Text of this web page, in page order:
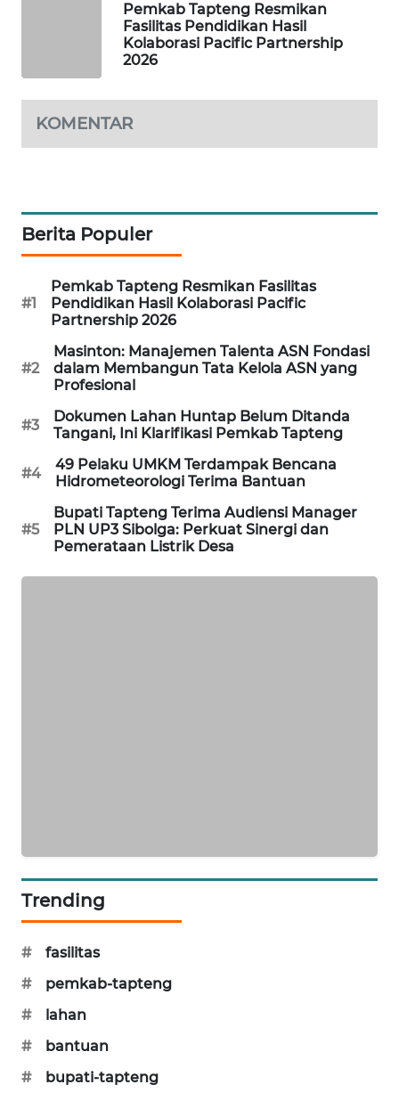
Pemkab Tapteng Resmikan
Fasilitas Pendidikan Hasil
Kolaborasi Pacific Partnership
2026
KOMENTAR
Berita Populer
#1
Pemkab Tapteng Resmikan Fasilitas
Pendidikan Hasil Kolaborasi Pacific
Partnership 2026
#2
Masinton: Manajemen Talenta ASN Fondasi
dalam Membangun Tata Kelola ASN yang
Profesional
#3
Dokumen Lahan Huntap Belum Ditanda
Tangani, Ini Klarifikasi Pemkab Tapteng
#4
49 Pelaku UMKM Terdampak Bencana
Hidrometeorologi Terima Bantuan
#5
Bupati Tapteng Terima Audiensi Manager
PLN UP3 Sibolga: Perkuat Sinergi dan
Pemerataan Listrik Desa
Trending
#
fasilitas
#
pemkab-tapteng
#
lahan
#
bantuan
#
bupati-tapteng
FORJASIDA
SITUNGIR
NEWS
SIDIKALANG
NEWS
SIBARAGAS
NEWS
METRO
NEWS
METRO
MEDAN
NEWS
HUMBANG
NEWS
GARONGGANG
FISUELRI
ENERGI